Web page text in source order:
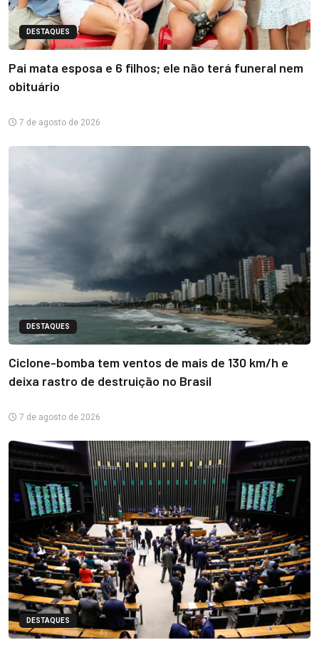
DESTAQUES
Pai mata esposa e 6 filhos; ele não terá funeral nem
obituário
7 de agosto de 2026
DESTAQUES
Ciclone-bomba tem ventos de mais de 130 km/h e
deixa rastro de destruição no Brasil
7 de agosto de 2026
DESTAQUES